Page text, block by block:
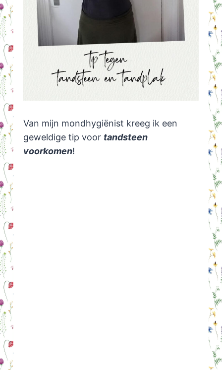
Van mijn mondhygiënist kreeg ik een
geweldige tip voor tandsteen
voorkomen!